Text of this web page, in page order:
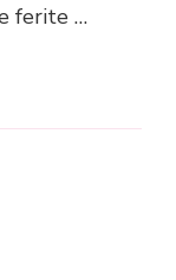
ferite …